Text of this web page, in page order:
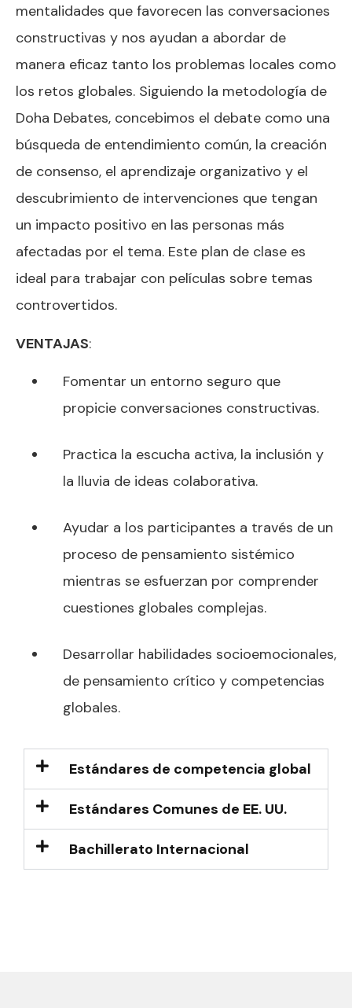
mentalidades que favorecen las conversaciones
constructivas y nos ayudan a abordar de
manera eficaz tanto los problemas locales como
los retos globales. Siguiendo la metodología de
Doha Debates, concebimos el debate como una
búsqueda de entendimiento común, la creación
de consenso, el aprendizaje organizativo y el
descubrimiento de intervenciones que tengan
un impacto positivo en las personas más
afectadas por el tema. Este plan de clase es
ideal para trabajar con películas sobre temas
controvertidos.
VENTAJAS:
Fomentar un entorno seguro que
propicie conversaciones constructivas.
Practica la escucha activa, la inclusión y
la lluvia de ideas colaborativa.
Ayudar a los participantes a través de un
proceso de pensamiento sistémico
mientras se esfuerzan por comprender
cuestiones globales complejas.
Desarrollar habilidades socioemocionales,
de pensamiento crítico y competencias
globales.
Estándares de competencia global
Estándares Comunes de EE. UU.
Bachillerato Internacional